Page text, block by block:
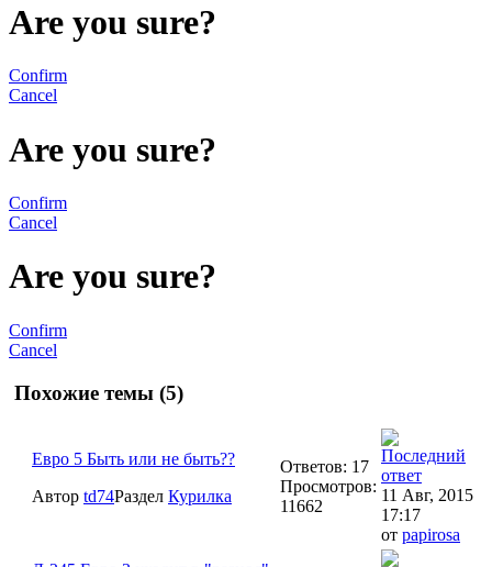
Are you sure?
Confirm
Cancel
Are you sure?
Confirm
Cancel
Are you sure?
Confirm
Cancel
Похожие темы (5)
Евро 5 Быть или не быть??
Автор td74Раздел Курилка
Ответов: 17
Просмотров:
11662
11 Авг, 2015
17:17
от papirosa